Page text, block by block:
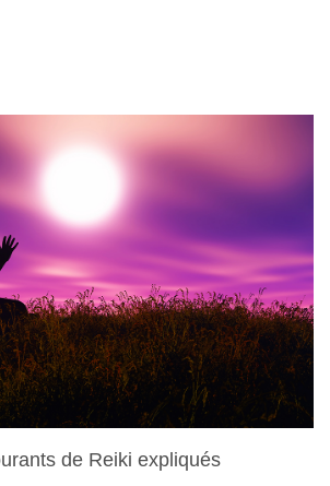
de Reiki expliqués